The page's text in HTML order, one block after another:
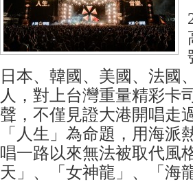
日本、韓國、美國、法國
人，對上台灣重量精彩卡
聲，不僅見證大港開唱走
「人生」為命題，用海
唱一路以來無法被取代風
天」、「女神龍」、「海